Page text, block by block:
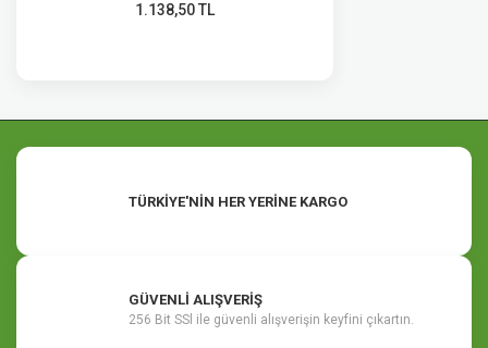
1.138,50 TL
TÜRKİYE'NİN HER YERİNE KARGO
GÜVENLİ ALIŞVERİŞ
256 Bit SSl ile güvenli alışverişin keyfini çıkartın.